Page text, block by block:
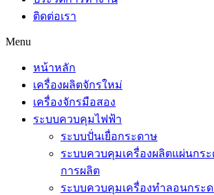
ติดต่อเรา
Menu
หน้าหลัก
เครื่องผลิตจักรใหม่
เครื่องจักรมือสอง
ระบบควบคุมไฟฟ้า
ระบบปั่นเยื่อกระดาษ
ระบบควบคุมเครื่องผลิตแผ่นกร
การผลิต
ระบบควบคุมเครื่องทำลอนกระ